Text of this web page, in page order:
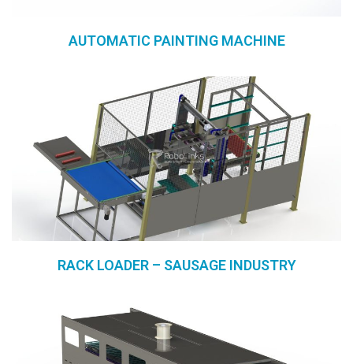
AUTOMATIC PAINTING MACHINE
RACK LOADER – SAUSAGE INDUSTRY